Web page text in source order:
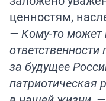
ценностям,
— Кому-то может
за будущее
патриотическая